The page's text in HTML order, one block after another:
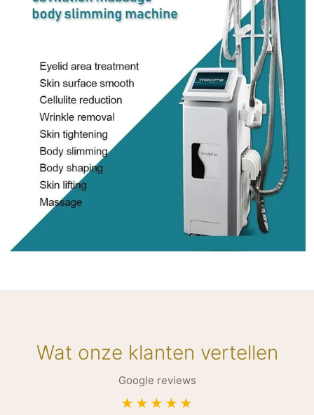
Wat onze klanten vertellen
Google reviews
★★★★★